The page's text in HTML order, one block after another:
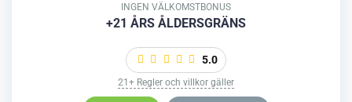
INGEN VÄLKOMSTBONUS
+21 ÅRS ÅLDERSGRÄNS
5.0
21+ Regler och villkor gäller